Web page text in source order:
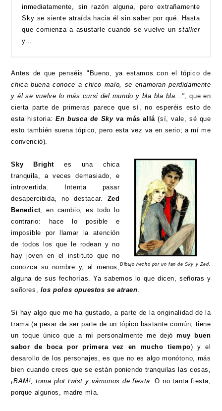
inmediatamente, sin razón alguna, pero extrañamente
Sky se siente atraída hacia él sin saber por qué. Hasta
que comienza a asustarle cuando se vuelve un stalker
y...
Antes de que penséis "Bueno, ya estamos con el tópico de
chica buena conoce a chico malo, se enamoran perdidamente
y él se vuelve lo más cursi del mundo y bla bla bla...", que en
cierta parte de primeras parece que sí, no esperéis esto de
esta historia:En busca de Skyva más allá(sí, vale, sé que
esto también suena tópico, pero esta vez va en serio; a mí me
convenció).
Dibujo hecho por un fan de Sky y Zed.
Sky Brightes una chica
tranquila, a veces demasiado, e
introvertida. Intenta pasar
desapercibida, no destacar. Zed
Benedict, en cambio, es todo lo
contrario: hace lo posible e
imposible por llamar la atención
de todos los que le rodean y no
hay joven en el instituto que no
conozca su nombre y, al menos,
alguna de sus fechorías. Ya sabemos lo que dicen, señoras y
señores, los polos opuestos se atraen.
Si hay algo que me ha gustado, a parte de la originalidad de la
trama (a pesar de ser parte de un tópico bastante común, tiene
un toque único que a mí personalmente me dejó muy buen
sabor de boca por primera vez en mucho tiempo) y el
desarollo de los personajes, es que no es algo monótono, más
bien cuando crees que se están poniendo tranquilas las cosas,
¡BAM!, toma plot twist y vámonos de fiesta. O no tanta fiesta,
porque algunos, madre mía.